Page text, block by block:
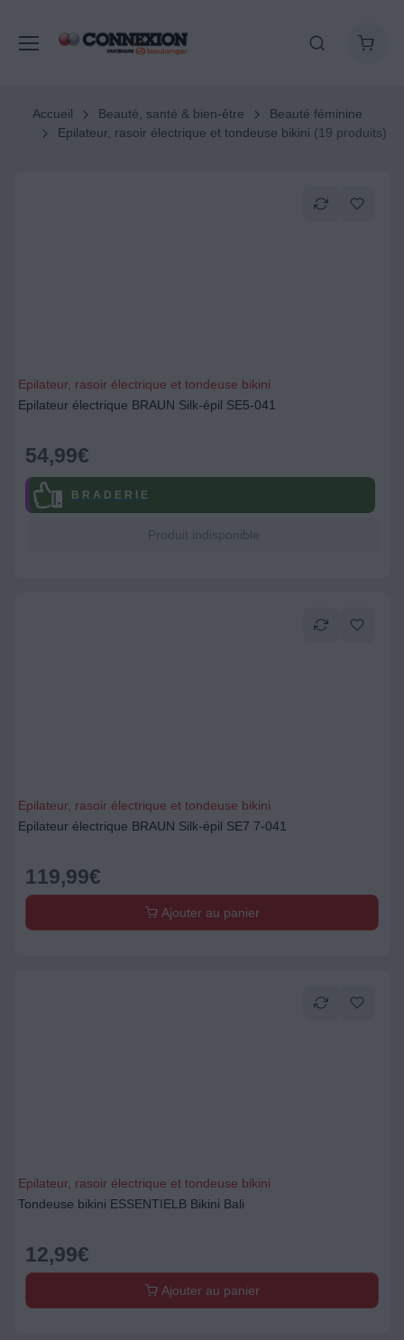
Accueil Beauté, santé & bien-être
Beauté féminine
Epilateur, rasoir électrique et tondeuse bikini (19 produits)
Epilateur, rasoir électrique et tondeuse bikini
Epilateur électrique BRAUN Silk-épil SE5-041
54,99€
B R A D E R I E
Produit indisponible
Epilateur, rasoir électrique et tondeuse bikini
Epilateur électrique BRAUN Silk-épil SE7 7-041
119,99€
Ajouter au panier
Epilateur, rasoir électrique et tondeuse bikini
Tondeuse bikini ESSENTIELB Bikini Bali
12,99€
Ajouter au panier